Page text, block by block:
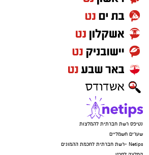
נטיפס רשת חברתית להמלצות
שערים חשמליים
Netips -רשת חברתית לחכמת ההמונים